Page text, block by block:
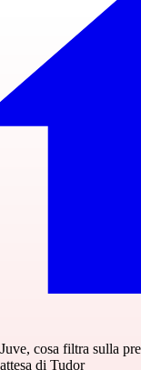
Juve, cosa filtra sulla
attesa di Tudor